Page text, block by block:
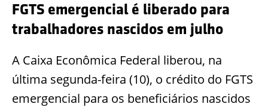
FGTS emergencial é liberado para
trabalhadores nascidos em julho
A Caixa Econômica Federal liberou, na
última segunda-feira (10), o crédito do FGTS
emergencial para os beneficiários nascidos